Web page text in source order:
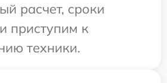
расчет, сроки
приступим к
техники.